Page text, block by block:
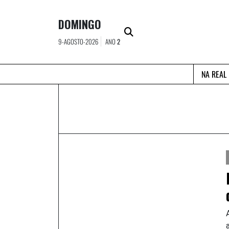
DOMINGO
9-AGOSTO-2026 ANO2
NA REAL